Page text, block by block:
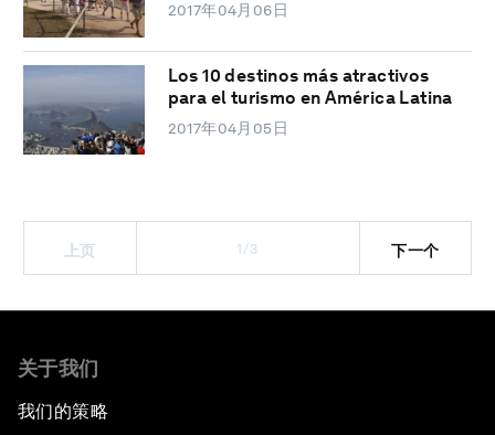
2017年04月06日
Los 10 destinos más atractivos
para el turismo en América Latina
2017年04月05日
上页 1/3 下一个
关于我们
我们的策略